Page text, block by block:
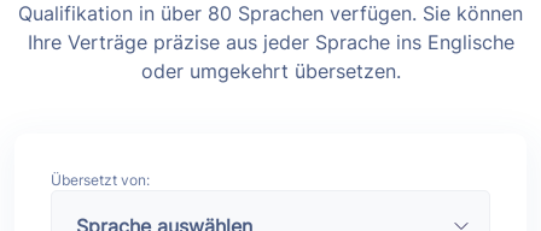
Qualifikation in über 80 Sprachen verfügen. Sie können
Ihre Verträge präzise aus jeder Sprache ins Englische
oder umgekehrt übersetzen.
Übersetzt von: